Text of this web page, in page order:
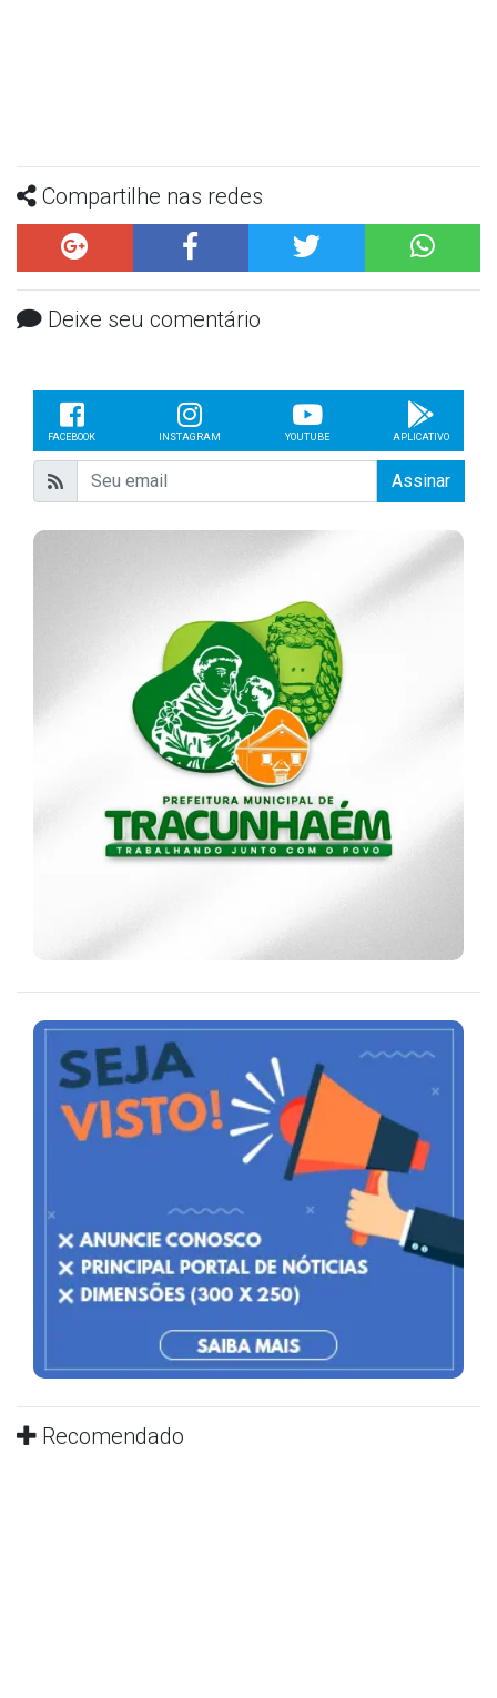
Compartilhe nas redes
Deixe seu comentário
FACEBOOK INSTAGRAM YOUTUBE APLICATIVO
Assinar
Recomendado